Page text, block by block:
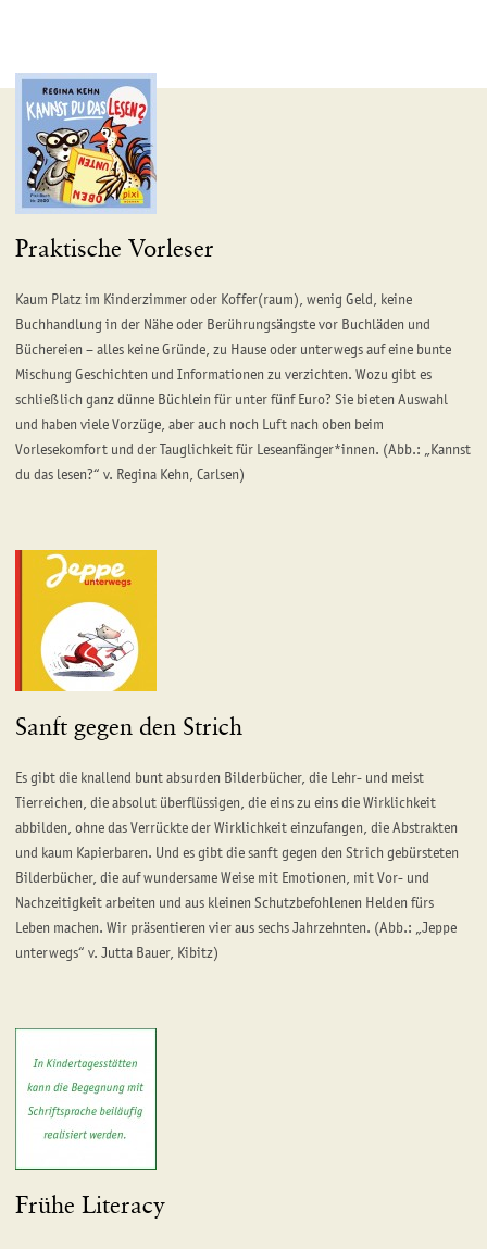
Praktische Vorleser
Kaum Platz im Kinderzimmer oder Koffer(raum), wenig Geld, keine
Buchhandlung in der Nähe oder Berührungsängste vor Buchläden und
Büchereien – alles keine Gründe, zu Hause oder unterwegs auf eine bunte
Mischung Geschichten und Informationen zu verzichten. Wozu gibt es
schließlich ganz dünne Büchlein für unter fünf Euro? Sie bieten Auswahl
und haben viele Vorzüge, aber auch noch Luft nach oben beim
Vorlesekomfort und der Tauglichkeit für Leseanfänger*innen. (Abb.: „Kannst
du das lesen?“ v. Regina Kehn, Carlsen)
Sanft gegen den Strich
Es gibt die knallend bunt absurden Bilderbücher, die Lehr- und meist
Tierreichen, die absolut überflüssigen, die eins zu eins die Wirklichkeit
abbilden, ohne das Verrückte der Wirklichkeit einzufangen, die Abstrakten
und kaum Kapierbaren. Und es gibt die sanft gegen den Strich gebürsteten
Bilderbücher, die auf wundersame Weise mit Emotionen, mit Vor- und
Nachzeitigkeit arbeiten und aus kleinen Schutzbefohlenen Helden fürs
Leben machen. Wir präsentieren vier aus sechs Jahrzehnten. (Abb.: „Jeppe
unterwegs“ v. Jutta Bauer, Kibitz)
Frühe Literacy